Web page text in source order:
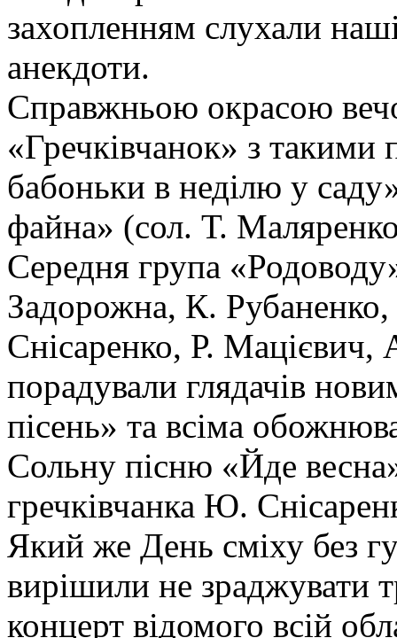
захопленням слухали
анекдоти.
Справжньою окрасою
«Гречківчанок» з такими
бабоньки в неділю у
файна» (сол. Т.
Середня група
Задорожна, К.
Снісаренко, Р.
порадували глядачів
пісень» та всіма
Сольну пісню «Йде
гречківчанка Ю.
Який же День сміху без
вирішили не зраджувати
концерт відомого всій